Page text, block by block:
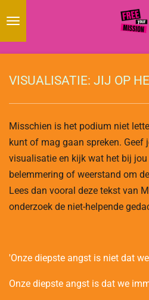
hoofdinhoud
VISUALISATIE: JIJ OP
Misschien is het podium niet
kunt of mag gaan spreken. Geef
visualisatie en kijk wat het bij jou
belemmering of weerstand om
Lees dan vooral deze tekst van
onderzoek de niet-helpende
'Onze diepste angst is niet dat
Onze diepste angst is dat we